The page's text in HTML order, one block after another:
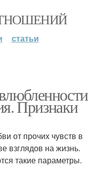
статьи
Признаки
от прочих чувств в
взглядов на жизнь.
такие параметры.